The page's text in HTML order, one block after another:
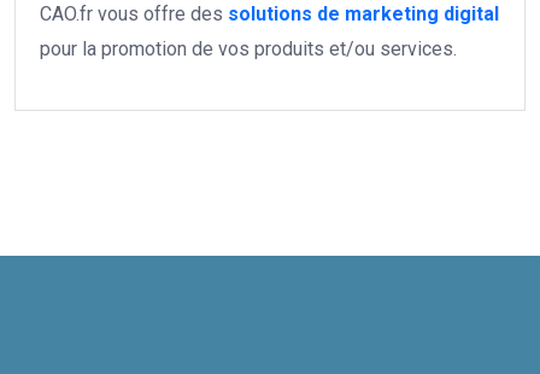
CAO.fr vous offre des solutions de marketing digital
pour la promotion de vos produits et/ou services.